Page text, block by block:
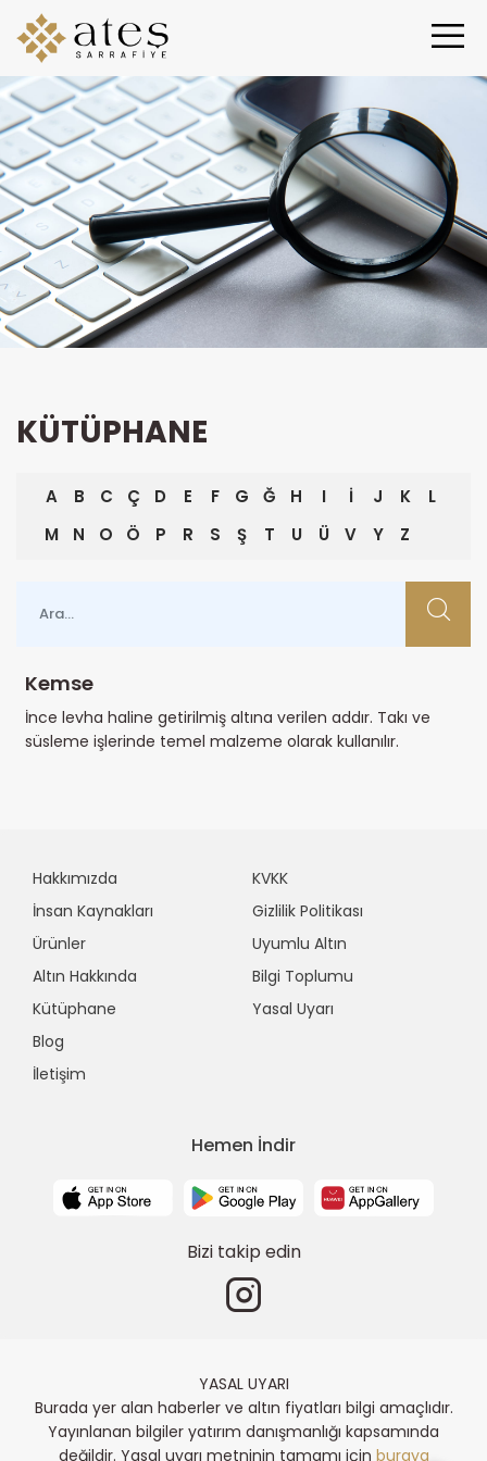
KÜTÜPHANE
A B C Ç D E F G Ğ H I İ J K
L
M
N O Ö P R S Ş T U Ü V Y Z
Kemse
İnce levha haline getirilmiş altına verilen addır. Takı ve
süsleme işlerinde temel malzeme olarak kullanılır.
Hakkımızda
İnsan Kaynakları
Ürünler
Altın Hakkında
Kütüphane
Blog
İletişim
KVKK
Gizlilik Politikası
Uyumlu Altın
Bilgi Toplumu
Yasal Uyarı
Hemen İndir
Bizi takip edin
YASAL UYARI
Burada yer alan haberler ve altın fiyatları bilgi amaçlıdır.
Yayınlanan bilgiler yatırım danışmanlığı kapsamında
değildir. Yasal uyarı metninin tamamı için buraya